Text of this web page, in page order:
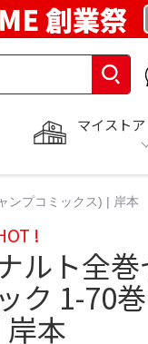
創業祭
マイストア
ンプコミックス) | 岸本
!
ルト全巻
ック 1-70
岸本